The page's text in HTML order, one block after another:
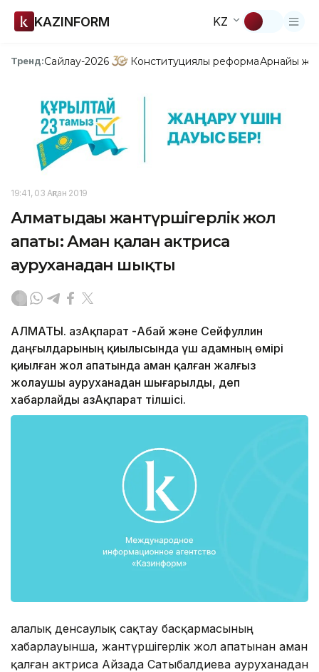
KAZINFORM KZ
Тренд:Сайлау-2026 Конституциялық реформаАрнайы
19:41, 03 Ақпан 2019
Алматыдағы жантүршігерлік жол
апаты: Аман қалған актриса
ауруханадан шықты
АЛМАТЫ. ҚазАқпарат -Абай және Сейфуллин
даңғылдарының қиылысында үш адамның өмірі
қиылған жол апатында аман қалған жалғыз
жолаушы ауруханадан шығарылды, деп
хабарлайды ҚазАқпарат тілшісі.
Қалалық денсаулық сақтау басқармасының
хабарлауынша, жантүршігерлік жол апатынан аман
қалған актриса Айзада Сатыбалдиева ауруханадан